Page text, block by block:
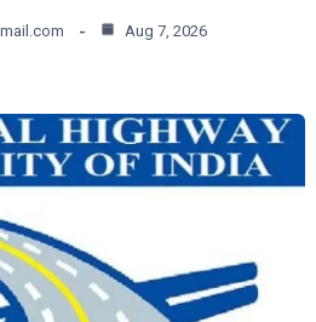
Aug 7, 2026